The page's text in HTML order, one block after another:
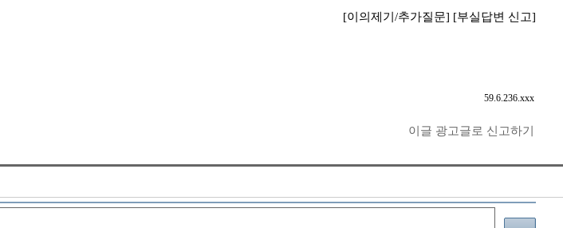
[이의제기/추가질문] [부실답변 신고]
59.6.236.xxx
이글 광고글로 신고하기